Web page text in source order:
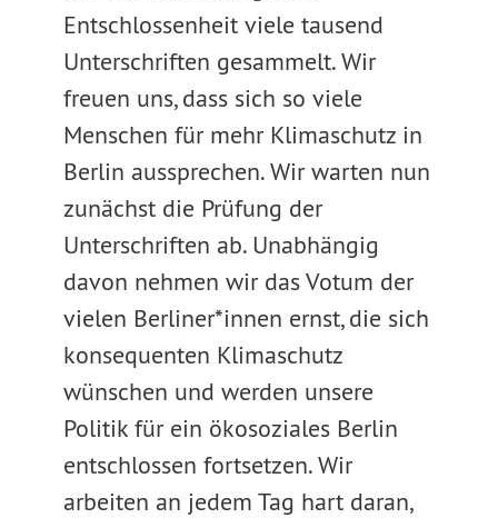
Entschlossenheit viele tausend
Unterschriften gesammelt. Wir
freuen uns, dass sich so viele
Menschen für mehr Klimaschutz in
Berlin aussprechen. Wir warten nun
zunächst die Prüfung der
Unterschriften ab. Unabhängig
davon nehmen wir das Votum der
vielen Berliner*innen ernst, die sich
konsequenten Klimaschutz
wünschen und werden unsere
Politik für ein ökosoziales Berlin
entschlossen fortsetzen. Wir
arbeiten an jedem Tag hart daran,